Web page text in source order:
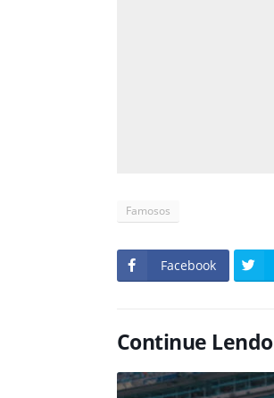
Famosos
Facebook
Continue Lendo